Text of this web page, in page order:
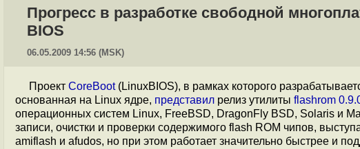
Прогресс в разработке свободной
BIOS
06.05.2009 14:56 (MSK)
Проект CoreBoot(LinuxBIOS), в рамках которого
основанная на Linux ядре, представил релиз утилиты flashrom
операционных систем Linux, FreeBSD, DragonFly BSD, Solaris и
записи, очистки и проверки содержимого flash ROM чипов,
amiflash и afudos, но при этом работает значительно быстрее и